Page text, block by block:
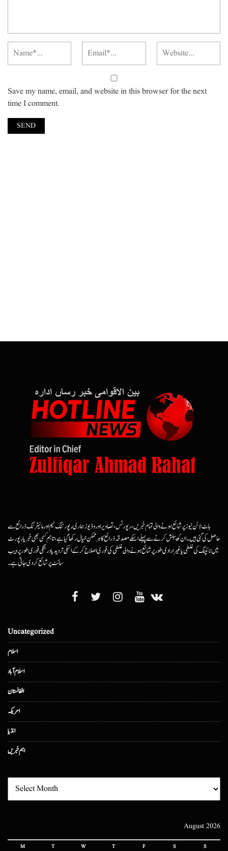
Save my name, email, and website in this browser for the next
time I comment.
ہاٹ لائن نیوز پر شائع ہونے والی تمام خبریں، رپورٹس، تصاویر اور وڈیوز ہماری رپورٹنگ ٹیم اور مانیٹرنگ ذرائع سے
حاصل کی گئی ہیں۔ ان کو پبلش کرنے سے پہلے اسکے مصدقہ ذرائع کا ہرممکن خیال رکھا گیا ہے، تاہم کسی بھی خبر یا رپورٹ
میں ٹائپنگ کی غلطی یا غیرارادی طور پر شائع ہونے والی غلطی کی فوری اصلاح کرکے اسکی تردید یا درستگی فوری طور پر ویب
سائٹ پر شائع کردی جاتی ہے۔
Uncategorized
اسلام
اسلام آباد
افغانستان
امریکہ
انڈیا
اہم خبریں
August 2026
M T W T F S S